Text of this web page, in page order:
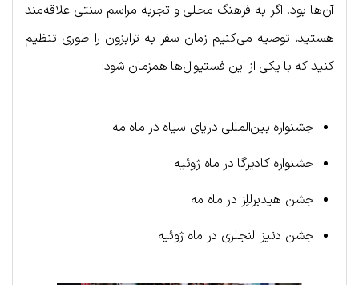
آن‌ها بود. اگر به فرهنگ محلی و تجربه مراسم سنتی علاقه‌مند
هستید، توصیه می‌کنیم زمان سفر به ترابزون را طوری تنظیم
کنید که با یکی از این فستیوال‌ها همزمان شود:
جشنواره بین‌المللی دریای سیاه در ماه مه
جشنواره کادیرگا در ماه ژوئیه
جشن هیدیرللِز در ماه مه
جشن دنیز النجلری در ماه ژوئیه